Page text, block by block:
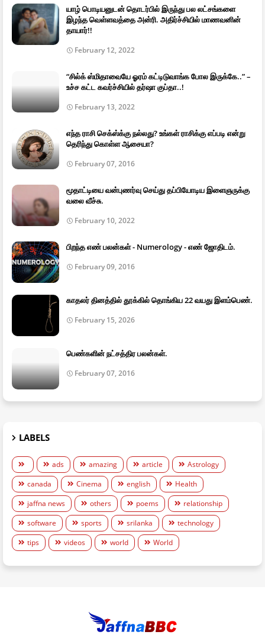
யாழ் பொடியனுடன் தொடர்பில் இருந்து பல லட்சங்களை
இழந்த வெள்ளவத்தை அன்ரி. அதிர்ச்சியில் மாணவனின்
தாயார்!!
February 12, 2022
“சில்க் ஸ்மிதாவையே ஓரம் கட்டிடுவாங்க போல இருக்கே..” –
உச்ச கட்ட கவர்ச்சியில் தர்ஷா குப்தா..!
February 13, 2022
எந்த ராசி செக்ஸ்க்கு நல்லது? உங்கள் ராசிக்கு எப்படி என்று
தெரிந்து கொள்ள ஆசையா?
February 07, 2016
மூதாட்டியை வன்புணர்வு செய்து தப்பியோடிய இளைஞருக்கு
வலை வீச்சு.
February 10, 2022
பிறந்த எண் பலன்கள் - Numerology - எண் ஜோதிடம்.
February 09, 2016
காதலர் தினத்தில் தூக்கில் தொங்கிய 22 வயது இளம்பெண்.
February 15, 2026
பெண்களின் நட்சத்திர பலன்கள்.
February 07, 2016
LABELS
ads amazing article
Astrology
canada
Cinema english
Health
jaffna news
others poems
relationship
software
sports srilanka
technology
tips
videos world World